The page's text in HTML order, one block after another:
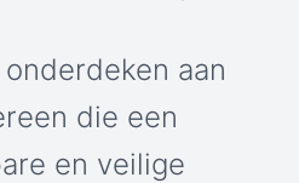
aan
die een
en veilige